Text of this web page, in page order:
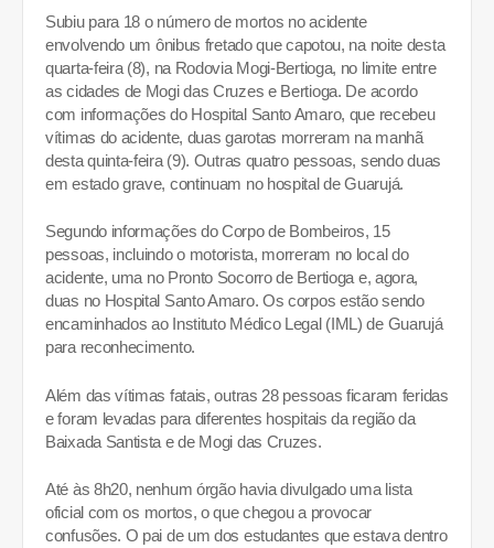
Subiu para 18 o número de mortos no acidente
envolvendo um ônibus fretado que capotou, na noite desta
quarta-feira (8), na Rodovia Mogi-Bertioga, no limite entre
as cidades de Mogi das Cruzes e Bertioga. De acordo
com informações do Hospital Santo Amaro, que recebeu
vítimas do acidente, duas garotas morreram na manhã
desta quinta-feira (9). Outras quatro pessoas, sendo duas
em estado grave, continuam no hospital de Guarujá.
Segundo informações do Corpo de Bombeiros, 15
pessoas, incluindo o motorista, morreram no local do
acidente, uma no Pronto Socorro de Bertioga e, agora,
duas no Hospital Santo Amaro. Os corpos estão sendo
encaminhados ao Instituto Médico Legal (IML) de Guarujá
para reconhecimento.
Além das vítimas fatais, outras 28 pessoas ficaram feridas
e foram levadas para diferentes hospitais da região da
Baixada Santista e de Mogi das Cruzes.
Até às 8h20, nenhum órgão havia divulgado uma lista
oficial com os mortos, o que chegou a provocar
confusões. O pai de um dos estudantes que estava dentro